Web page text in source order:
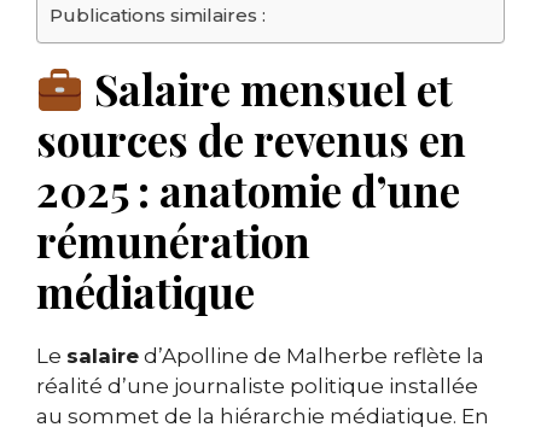
Publications similaires :
Salaire mensuel et
sources de revenus en
2025 : anatomie d’une
rémunération
médiatique
Le salaire d’Apolline de Malherbe reflète la
réalité d’une journaliste politique installée
au sommet de la hiérarchie médiatique. En